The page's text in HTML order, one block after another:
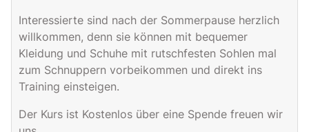
Interessierte sind nach der Sommerpause herzlich
willkommen, denn sie können mit bequemer
Kleidung und Schuhe mit rutschfesten Sohlen mal
zum Schnuppern vorbeikommen und direkt ins
Training einsteigen.
Der Kurs ist Kostenlos über eine Spende freuen wir